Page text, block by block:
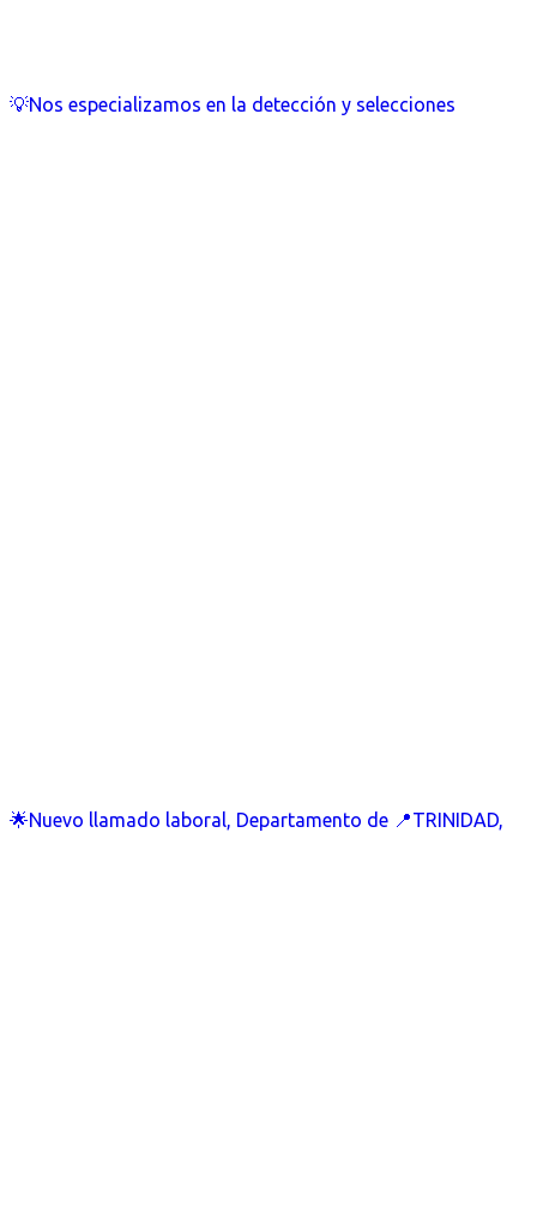
💡Nos especializamos en la detección y selecciones
🌟Nuevo llamado laboral, Departamento de 📍TRINIDAD,